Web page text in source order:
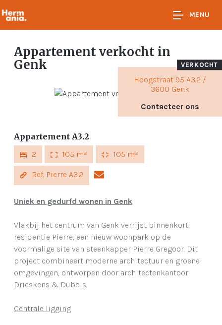
MENU
Appartement verkocht in
Genk
Hoogstraat 95 A3.2 /
3600 Genk
Contacteer ons
VERKOCHT
Appartement A3.2
2 105 m² 105 m²
Ref. Pierre A3.2
Uniek en gedurfd wonen in Genk
Vlakbij het centrum van Genk verrijst binnenkort
residentie Pierre, een nieuw woonpark op de
voormalige site van steenkapper Pierre Gregoor. Dit
project combineert moderne architectuur en groene
omgevingen, ontworpen door architectenkantoor
Drieskens & Dubois.
Centrale ligging